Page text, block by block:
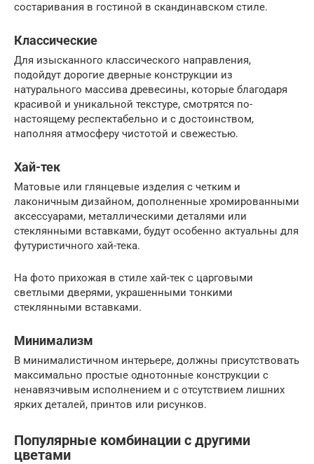
состаривания в гостиной в скандинавском стиле.
Классические
Для изысканного классического направления,
подойдут дорогие дверные конструкции из
натурального массива древесины, которые благодаря
красивой и уникальной текстуре, смотрятся по-
настоящему респектабельно и с достоинством,
наполняя атмосферу чистотой и свежестью.
Хай-тек
Матовые или глянцевые изделия с четким и
лаконичным дизайном, дополненные хромированными
аксессуарами, металлическими деталями или
стеклянными вставками, будут особенно актуальны для
футуристичного хай-тека.
На фото прихожая в стиле хай-тек с царговыми
светлыми дверями, украшенными тонкими
стеклянными вставками.
Минимализм
В минималистичном интерьере, должны присутствовать
максимально простые однотонные конструкции с
ненавязчивым исполнением и с отсутствием лишних
ярких деталей, принтов или рисунков.
Популярные комбинации с другими
цветами